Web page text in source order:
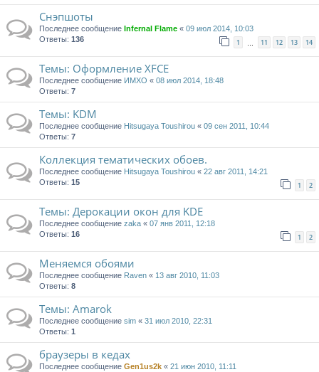
Снэпшоты
Последнее сообщение Infernal Flame « 09 июл 2014, 10:03
Ответы: 136 1 … 11 12 13 14
Темы: Оформление XFCE
Последнее сообщение ИМХО « 08 июл 2014, 18:48
Ответы: 7
Темы: KDM
Последнее сообщение Hitsugaya Toushirou « 09 сен 2011, 10:44
Ответы: 7
Коллекция тематических обоев.
Последнее сообщение Hitsugaya Toushirou « 22 авг 2011, 14:21
Ответы: 15 1 2
Темы: Дерокации окон для KDE
Последнее сообщение zaka « 07 янв 2011, 12:18
Ответы: 16 1 2
Меняемся обоями
Последнее сообщение Raven « 13 авг 2010, 11:03
Ответы: 8
Tемы: Amarok
Последнее сообщение sim « 31 июл 2010, 22:31
Ответы: 1
браузеры в кедах
Последнее сообщение Gen1us2k « 21 июн 2010, 11:11